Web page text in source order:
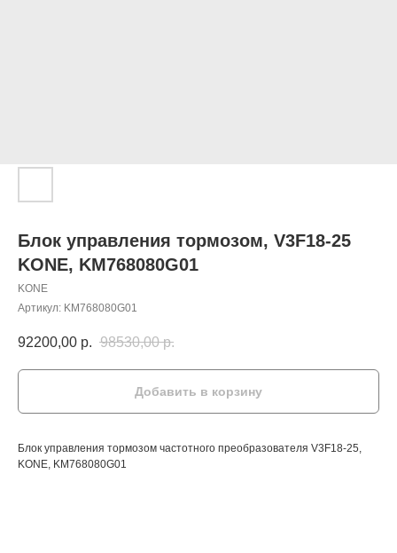
Блок управления тормозом, V3F18-25
KONE, KM768080G01
KONE
Артикул: KM768080G01
92200,00 р. 98530,00 р.
Добавить в корзину
Блок управления тормозом частотного преобразователя V3F18-25,
KONE, KM768080G01